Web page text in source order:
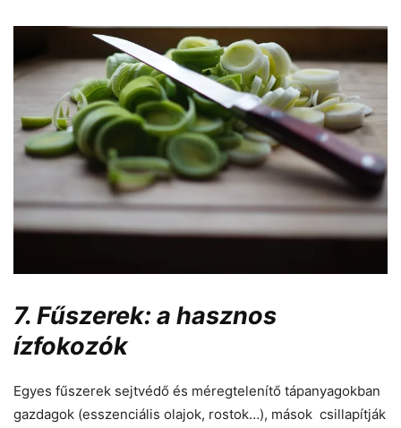
7. Fűszerek: a hasznos
ízfokozók
Egyes fűszerek sejtvédő és méregtelenítő tápanyagokban
gazdagok (esszenciális olajok, rostok…), mások csillapítják